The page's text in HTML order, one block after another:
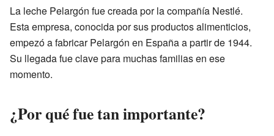
La leche Pelargón fue creada por la compañía Nestlé.
Esta empresa, conocida por sus productos alimenticios,
empezó a fabricar Pelargón en España a partir de 1944.
Su llegada fue clave para muchas familias en ese
momento.
¿Por qué fue tan importante?